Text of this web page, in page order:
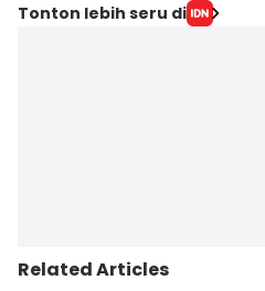
Tonton lebih seru di
Related Articles